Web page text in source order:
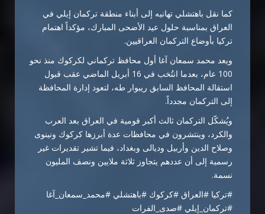
كما نقل باهتشلي تهانيه إلى أبناء منطقة تركمان إيلي في
العراق بمناسبة حلول عيد الأضحى المبارك، مؤكداً اهتمام
تركيا بأوضاع التركمان العراقيين.
ويعد محمد سمعان آغا أول محافظ تركماني لكركوك منذ نحو
100 عام، بعدما انتُخب في 16 أبريل الماضي عقب قبول
استقالة المحافظ السابق ريبوار طه، لتعود إدارة المحافظة
إلى التركمان مجدداً.
ويُشكّل التركمان ثالث أكبر قومية في العراق بعد العرب
والكرد، وينتشرون في محافظات عدة أبرزها كركوك ونينوى
وصلاح الدين وأربيل وديالى وبغداد، فيما تشير تقديرات غير
رسمية إلى أن عددهم يتجاوز ثلاثة ملايين ونصف المليون
نسمة.
#تركيا #العراق #كركوك #باهتشلي #محمد_سمعان_آغا
#تركمان_إيلي #صدى_الفرات